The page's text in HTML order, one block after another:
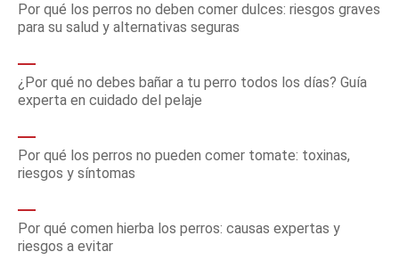
Por qué los perros no deben comer dulces: riesgos graves
para su salud y alternativas seguras
¿Por qué no debes bañar a tu perro todos los días? Guía
experta en cuidado del pelaje
Por qué los perros no pueden comer tomate: toxinas,
riesgos y síntomas
Por qué comen hierba los perros: causas expertas y
riesgos a evitar